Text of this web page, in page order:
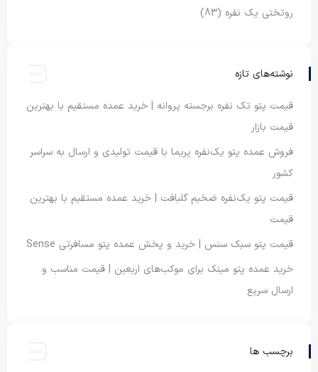
روتختی یک نفره (83)
نوشته‌های تازه
قیمت پتو تک نفره برجسته پروانه | خرید عمده مستقیم با بهترین
قیمت بازار
فروش عمده پتو یک‌نفره پریما با قیمت تولیدی و ارسال به سراسر
کشور
قیمت پتو یک‌نفره ضخیم گلبافت | خرید عمده مستقیم با بهترین
قیمت
قیمت پتو سبک سنس | خرید و پخش عمده پتو مسافرتی Sense
خرید عمده پتو مینک برای موکب‌های اربعین | قیمت مناسب و
ارسال سریع
برچسب ها